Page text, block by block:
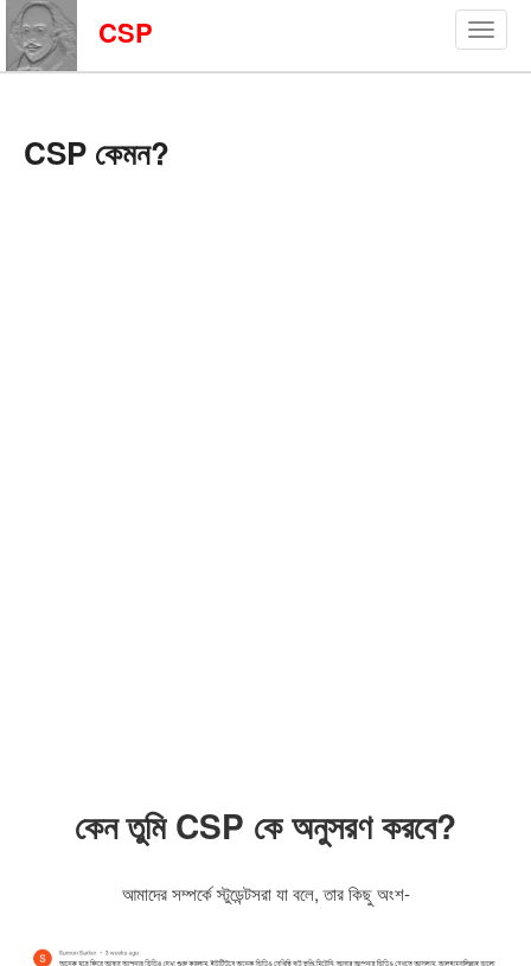
CSP
CSP কেমন?
কেন তুমি CSP কে অনুসরণ করবে?
আমাদের সম্পর্কে স্টুডেন্টসরা যা বলে, তার কিছু অংশ-